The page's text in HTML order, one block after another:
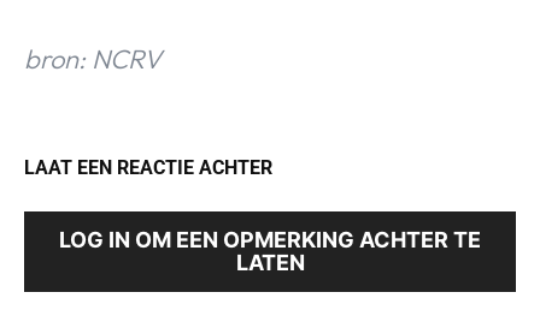
bron: NCRV
LAAT EEN REACTIE ACHTER
LOG IN OM EEN OPMERKING ACHTER TE
LATEN